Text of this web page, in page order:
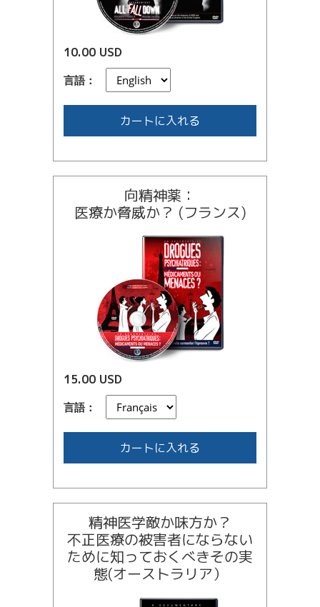
10.00 USD
言語：
カートに入れる
向精神薬：
医療か脅威か？ (フランス)
15.00 USD
言語：
カートに入れる
精神医学敵か味方か？
不正医療の被害者にならない
ために知っておくべきその実
態(オーストラリア）